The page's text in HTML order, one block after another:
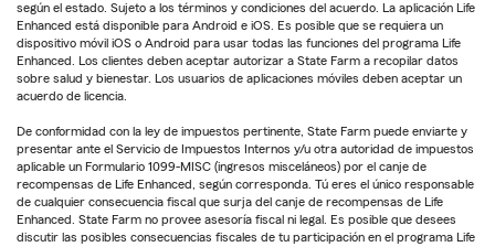
según el estado. Sujeto a los términos y condiciones del acuerdo. La aplicación Life
Enhanced está disponible para Android e iOS. Es posible que se requiera un
dispositivo móvil iOS o Android para usar todas las funciones del programa Life
Enhanced. Los clientes deben aceptar autorizar a State Farm a recopilar datos
sobre salud y bienestar. Los usuarios de aplicaciones móviles deben aceptar un
acuerdo de licencia.
De conformidad con la ley de impuestos pertinente, State Farm puede enviarte y
presentar ante el Servicio de Impuestos Internos y/u otra autoridad de impuestos
aplicable un Formulario 1099-MISC (ingresos misceláneos) por el canje de
recompensas de Life Enhanced, según corresponda. Tú eres el único responsable
de cualquier consecuencia fiscal que surja del canje de recompensas de Life
Enhanced. State Farm no provee asesoría fiscal ni legal. Es posible que desees
discutir las posibles consecuencias fiscales de tu participación en el programa Life